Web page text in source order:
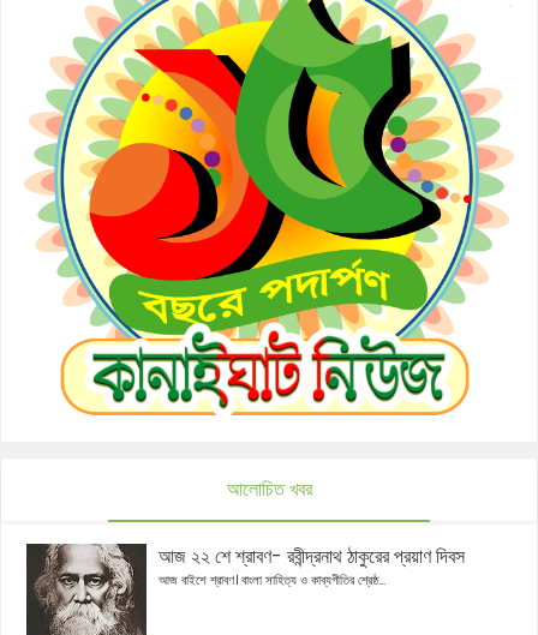
আলোচিত খবর
আজ ২২ শে শ্রাবণ- রবীন্দ্রনাথ ঠাকুরের প্রয়াণ দিবস
আজ বাইশে শ্রাবণ। বাংলা সাহিত্য ও কাব্যগীতির শ্রেষ্ঠ...